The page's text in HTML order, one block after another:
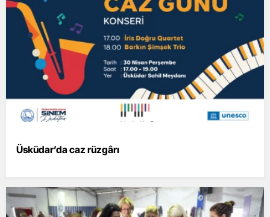
Üsküdar’da caz rüzgârı